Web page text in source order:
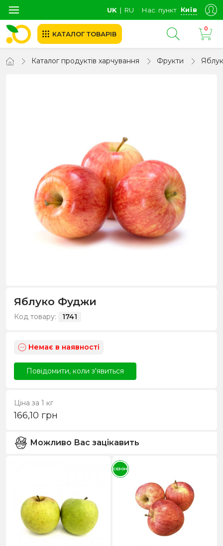
UK ∣ RU Нас. пункт Київ
КАТАЛОГ ТОВАРІВ
0
Каталог продуктів харчування Фрукти
Яблуко Фуджи
Код товару: 1741
Немає в наявності
Повідомити, коли з'явиться
Ціна за 1 кг
166,10 грн
Можливо Вас зацікавить
СЕЗОН